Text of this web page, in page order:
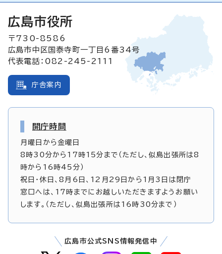
広島市役所
〒730-8586
広島市中区国泰寺町一丁目6番34号
代表電話：082-245-2111
庁舎案内
開庁時間
月曜日から金曜日
8時30分から17時15分まで（ただし、似島出張所は8
時から16時45分）
祝日・休日、8月6日、12月29日から1月3日は閉庁
窓口へは、17時までにお越しいただきますようお願い
します。（ただし、似島出張所は16時30分まで）
広島市公式SNS情報発信中